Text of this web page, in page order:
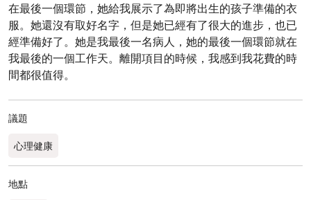
在最後一個環節，她給我展示了為即將出生的孩子準備的衣
服。她還沒有取好名字，但是她已經有了很大的進步，也已
經準備好了。她是我最後一名病人，她的最後一個環節就在
我最後的一個工作天。離開項目的時候，我感到我花費的時
間都很值得。
議題
心理健康
地點